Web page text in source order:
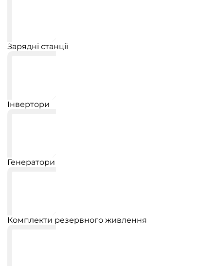
Зарядні станції
Інвертори
Генератори
Комплекти резервного живлення